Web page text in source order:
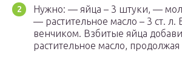
Нужно: — яйца – 3 штуки, —
— растительное масло – 3 ст. л.
венчиком. Взбитые яйца
растительное масло, продолжая